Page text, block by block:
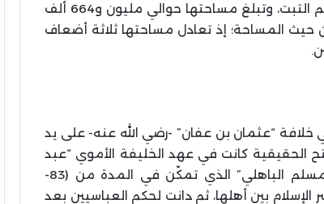
الجنوب: أفغانستان وباكستان والهند، ومن الشرق إقليم التبت، وتبلغ مساحتها حوالي مليون و664 ألف
من حيث المساحة؛ إذ تعادل مساحتها ثلاثة أضعاف
خلافة “عثمان بن عفان” -رضي الله عنه- على يد
الحقيقية كانت في عهد الخليفة الأموي “عبد
الملك بن مروان” على يد قائده الباسل “قتيبة بن مسلم الباهلي” الذي تمكّن في المدة من (83-
ونشر الإسلام بين أهلها، ثم دانت لحكم العباسيين بعد